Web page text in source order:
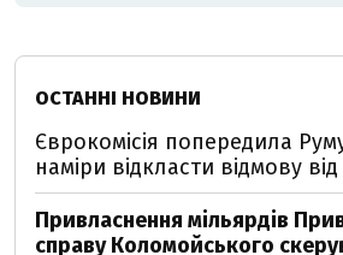
ОСТАННІ НОВИНИ
Єврокомісія попередила
наміри відкласти відмову
Привласнення мільярдів
справу Коломойського